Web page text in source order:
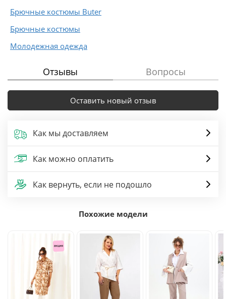
Брючные костюмы Buter
Брючные костюмы
Молодежная одежда
Отзывы Вопросы
Оставить новый отзыв
Как мы доставляем
Как можно оплатить
Как вернуть, если не подошло
Похожие модели